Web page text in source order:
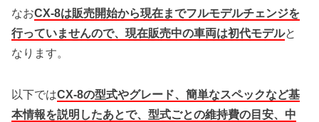
なおCX-8は販売開始から現在までフルモデルチェンジを
行っていませんので、現在販売中の車両は初代モデルと
なります。
以下ではCX-8の型式やグレード、簡単なスペックなど基
本情報を説明したあとで、型式ごとの維持費の目安、中